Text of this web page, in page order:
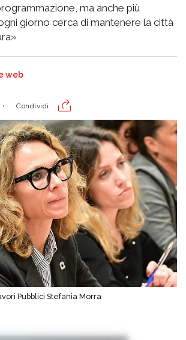
ma anche più
giorno cerca di mantenere la città
web
Condividi
Pubblici Stefania Morra